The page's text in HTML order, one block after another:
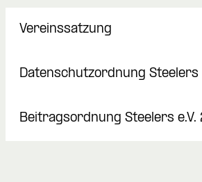
Vereinssatzung
Datenschutzordnung Steelers
Beitragsordnung Steelers